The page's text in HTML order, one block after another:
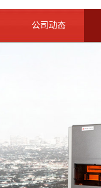
公司动态